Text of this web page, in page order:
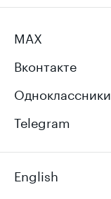
MAX
Вконтакте
Одноклассники
Telegram
English